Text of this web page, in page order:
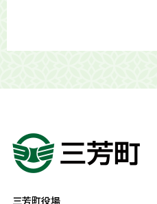
三芳町役場